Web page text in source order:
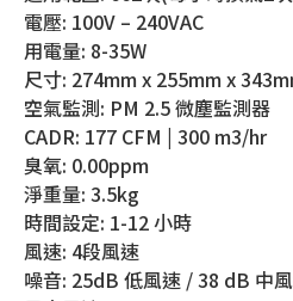
電壓: 100V – 240VAC
用電量: 8-35W
尺寸: 274mm x 255mm x
空氣監測: PM 2.5 微塵監測器
CADR: 177 CFM | 300 m3/hr
臭氧: 0.00ppm
淨重量: 3.5kg
時間設定: 1-12 小時
風速: 4段風速
噪音: 25dB 低風速 / 38 dB 中